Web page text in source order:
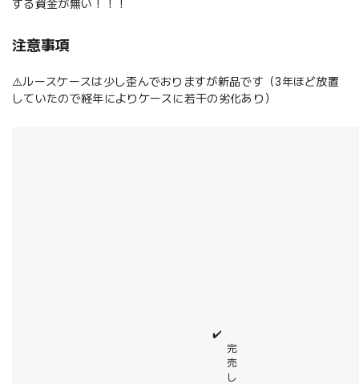
する資金が無い！！！
注意事項
⚠️ルースケースは少し歪んでおりますが新品です（3年ほど放置
していたので経年によりケースに若干の劣化あり）
✔️
完
売
し